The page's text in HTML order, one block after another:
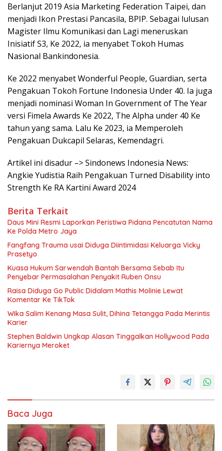
Berlanjut 2019 Asia Marketing Federation Taipei, dan
menjadi Ikon Prestasi Pancasila, BPIP. Sebagai lulusan
Magister Ilmu Komunikasi dan Lagi meneruskan
Inisiatif S3, Ke 2022, ia menyabet Tokoh Humas
Nasional Bankindonesia.
Ke 2022 menyabet Wonderful People, Guardian, serta
Pengakuan Tokoh Fortune Indonesia Under 40. Ia juga
menjadi nominasi Woman In Government of The Year
versi Fimela Awards Ke 2022, The Alpha under 40 Ke
tahun yang sama. Lalu Ke 2023, ia Memperoleh
Pengakuan Dukcapil Selaras, Kemendagri.
Artikel ini disadur –> Sindonews Indonesia News:
Angkie Yudistia Raih Pengakuan Turned Disability into
Strength Ke RA Kartini Award 2024
Berita Terkait
Daus Mini Resmi Laporkan Peristiwa Pidana Pencatutan Nama
Ke Polda Metro Jaya
Fangfang Trauma usai Diduga Diintimidasi Keluarga Vicky
Prasetyo
Kuasa Hukum Sarwendah Bantah Bersama Sebab Itu
Penyebar Permasalahan Penyakit Ruben Onsu
Raisa Diduga Go Public Didalam Mathis Molinie Lewat
Komentar Ke TikTok
Wika Salim Kenang Masa Sulit, Dihina Tetangga Pada Merintis
Karier
Stephen Baldwin Ungkap Alasan Tinggalkan Hollywood Pada
Kariernya Meroket
Baca Juga